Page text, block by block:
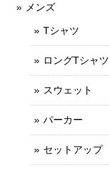
メンズ
Tシャツ
ロングTシャツ
スウェット
パーカー
セットアップ